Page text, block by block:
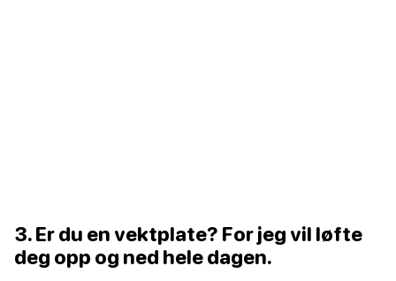
3. Er du en vektplate? For jeg vil løfte
deg opp og ned hele dagen.